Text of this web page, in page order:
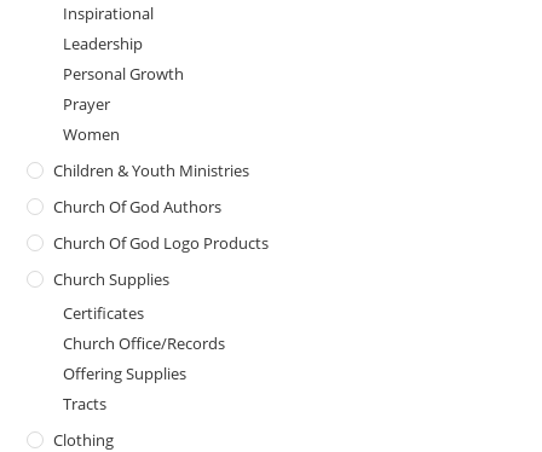
Inspirational
Leadership
Personal Growth
Prayer
Women
Children & Youth Ministries
Church Of God Authors
Church Of God Logo Products
Church Supplies
Certificates
Church Office/Records
Offering Supplies
Tracts
Clothing